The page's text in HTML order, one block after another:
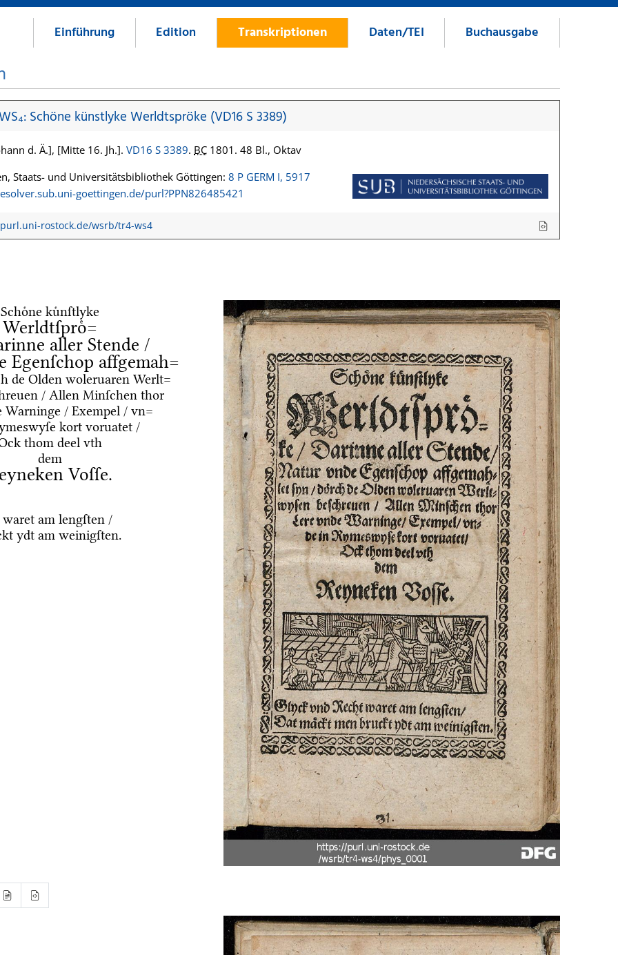
Einführung Edition Transkriptionen Daten/TEI Buchausgabe
Schöne künstlyke Werldtspröke (VD16 S 3389)
d. Ä.], [Mitte 16. Jh.]. VD16 S 3389. BC 1801. 48 Bl., Oktav
Staats- und Universitätsbibliothek Göttingen: 8 P GERM I, 5917
goettingen.de/purl?PPN826485421
rostock.de/wsrb/tr4-ws4
Schoͤne kuͤnſtlyke
Werldtſproͤ=
aller Stende /
Egenſchop affgemah=
de Olden woleruaren Werlt=
/ Allen Minſchen thor
Warninge / Exempel / vn=
kort voruatet /
thom deel vth
dem
Voſſe.
am lengſten /
ydt am weinigſten.